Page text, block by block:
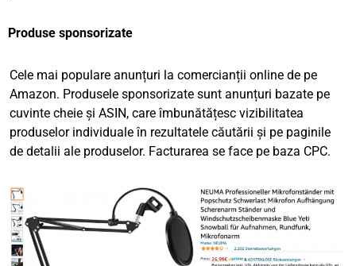
Produse sponsorizate
Cele mai populare anunțuri la comercianții online de pe
Amazon. Produsele sponsorizate sunt anunțuri bazate pe
cuvinte cheie și ASIN, care îmbunătățesc vizibilitatea
produselor individuale în rezultatele căutării și pe paginile
de detalii ale produselor. Facturarea se face pe baza CPC.